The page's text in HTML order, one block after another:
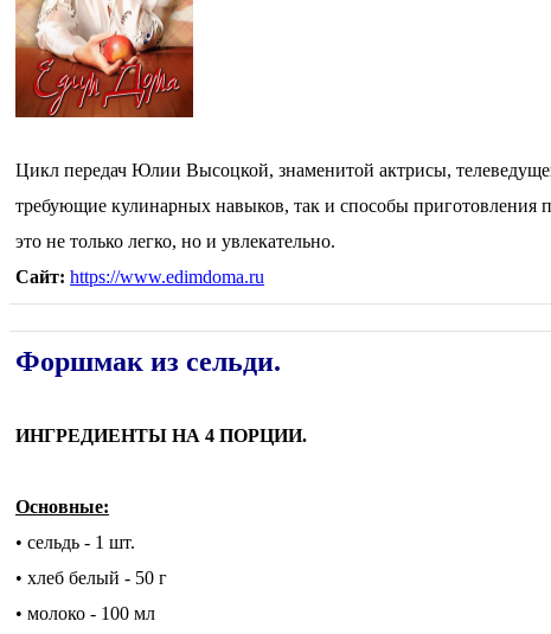
Цикл передач Юлии Высоцкой, знаменитой актрисы,
требующие кулинарных навыков, так и способы приготовления
это не только легко, но и увлекательно.
Сайт: https://www.edimdoma.ru
Форшмак из сельди.
ИНГРЕДИЕНТЫ НА 4 ПОРЦИИ.
Основные:
• сельдь - 1 шт.
• хлеб белый - 50 г
• молоко - 100 мл